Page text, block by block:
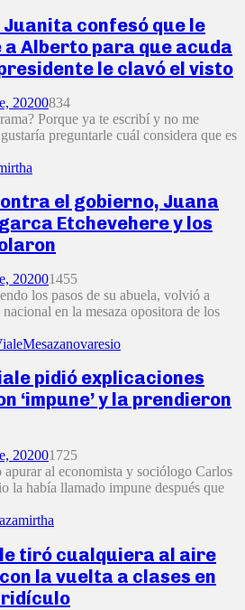
Juanita confesó que le
a Alberto para que acuda
le clavó el visto
20200834
Porque ya te escribí y no me
preguntarle cuál considera que es
el gobierno, Juana
Etchevehere y los
202001455
los pasos de su abuela, volvió a
en la mesaza opositora de los
Mesazanovaresio
pidió explicaciones
‘impune’ y la prendieron
202001725
al economista y sociólogo Carlos
la había llamado impune después que
mirtha
tiró cualquiera al aire
la vuelta a clases en
ridículo